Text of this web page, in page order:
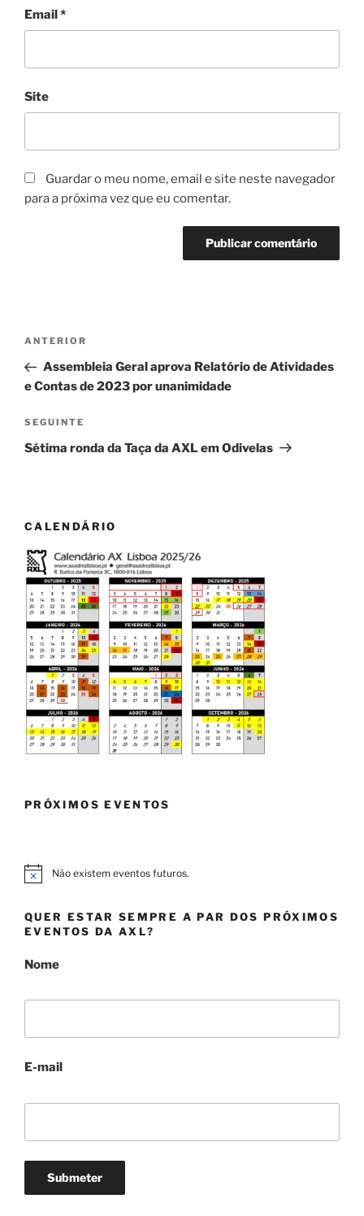
Email*
Site
Guardar o meu nome, email e site neste navegador
para a próxima vez que eu comentar.
Navegação
artigos
Conteúdo
anterior
ANTERIOR
Assembleia Geral aprova Relatório de Atividades
e Contas de 2023 por unanimidade
Conteúdo
seguinte
SEGUINTE
Sétima ronda da Taça da AXL em Odivelas
CALENDÁRIO
PRÓXIMOS EVENTOS
A
s
o
Não existem eventos futuros.
QUER ESTAR SEMPRE A PAR DOS PRÓXIMOS
EVENTOS DA AXL?
Nome
E-mail